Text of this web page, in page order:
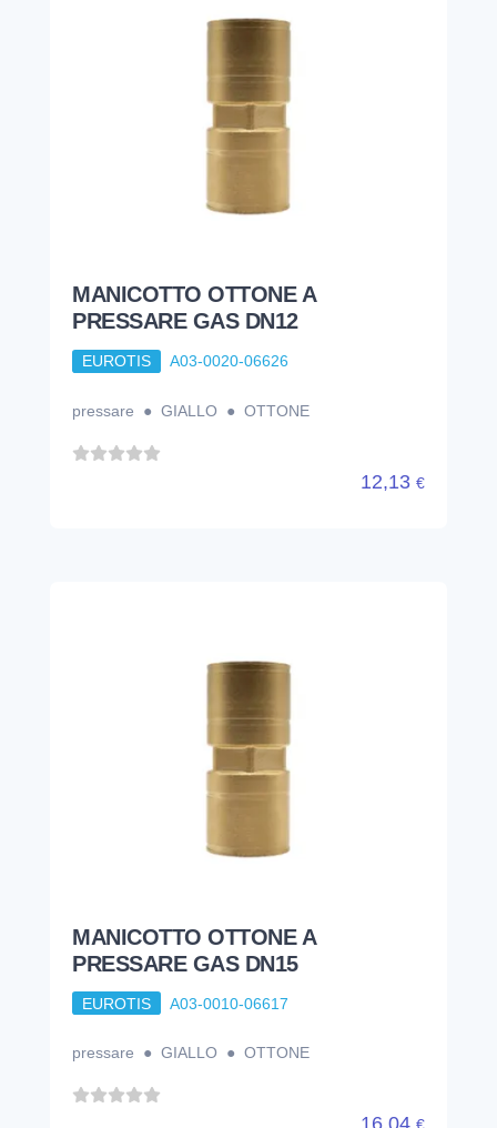
MANICOTTO OTTONE A
PRESSARE GAS DN12
EUROTIS A03-0020-06626
pressare ● GIALLO ● OTTONE
12,13 €
MANICOTTO OTTONE A
PRESSARE GAS DN15
EUROTIS A03-0010-06617
pressare ● GIALLO ● OTTONE